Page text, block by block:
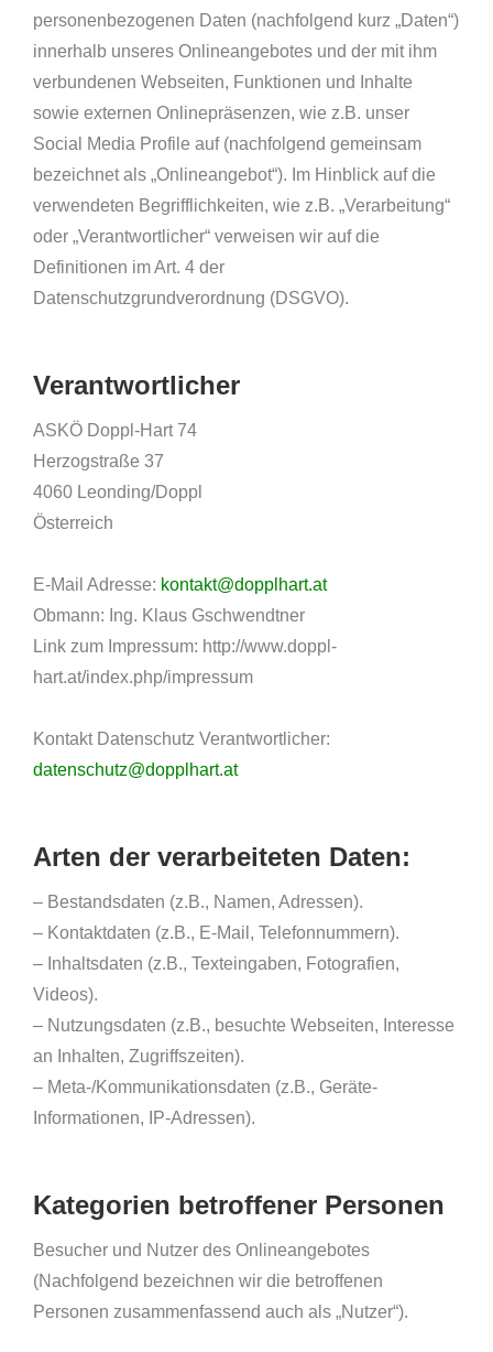
personenbezogenen Daten (nachfolgend kurz „Daten“)
innerhalb unseres Onlineangebotes und der mit ihm
verbundenen Webseiten, Funktionen und Inhalte
sowie externen Onlinepräsenzen, wie z.B. unser
Social Media Profile auf (nachfolgend gemeinsam
bezeichnet als „Onlineangebot“). Im Hinblick auf die
verwendeten Begrifflichkeiten, wie z.B. „Verarbeitung“
oder „Verantwortlicher“ verweisen wir auf die
Definitionen im Art. 4 der
Datenschutzgrundverordnung (DSGVO).
Verantwortlicher
ASKÖ Doppl-Hart 74
Herzogstraße 37
4060 Leonding/Doppl
Österreich
E-Mail Adresse: kontakt@dopplhart.at
Obmann: Ing. Klaus Gschwendtner
Link zum Impressum: http://www.doppl-
hart.at/index.php/impressum
Kontakt Datenschutz Verantwortlicher:
datenschutz@dopplhart.at
Arten der verarbeiteten Daten:
– Bestandsdaten (z.B., Namen, Adressen).
– Kontaktdaten (z.B., E-Mail, Telefonnummern).
– Inhaltsdaten (z.B., Texteingaben, Fotografien,
Videos).
– Nutzungsdaten (z.B., besuchte Webseiten, Interesse
an Inhalten, Zugriffszeiten).
– Meta-/Kommunikationsdaten (z.B., Geräte-
Informationen, IP-Adressen).
Kategorien betroffener Personen
Besucher und Nutzer des Onlineangebotes
(Nachfolgend bezeichnen wir die betroffenen
Personen zusammenfassend auch als „Nutzer“).